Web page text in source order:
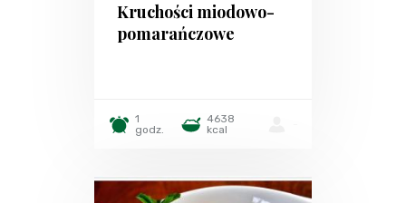
Kruchości miodowo-
pomarańczowe
1
godz.
4638
kcal